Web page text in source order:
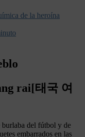
de la heroína
rai[태국 여
del fútbol y de
embarrados en las